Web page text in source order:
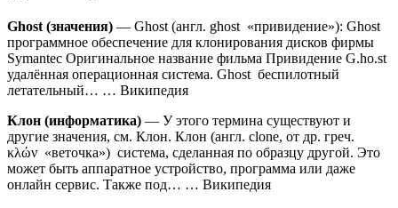
Ghost (значения) — Ghost (англ. ghost «привидение»): Ghost
программное обеспечение для клонирования дисков фирмы
Symantec Оригинальное название фильма Привидение G.ho.st
удалённая операционная система. Ghost беспилотный
летательный… … Википедия
Клон (информатика) — У этого термина существуют и
другие значения, см. Клон. Клон (англ. clone, от др. греч.
κλών «веточка») система, сделанная по образцу другой. Это
может быть аппаратное устройство, программа или даже
онлайн сервис. Также под… … Википедия